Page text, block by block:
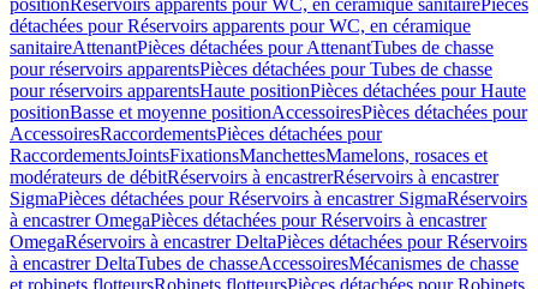
positionRéservoirs apparents pour WC, en céramique sanitairePièces
détachées pour Réservoirs apparents pour WC, en céramique
sanitaireAttenantPièces détachées pour AttenantTubes de chasse
pour réservoirs apparentsPièces détachées pour Tubes de chasse
pour réservoirs apparentsHaute positionPièces détachées pour Haute
positionBasse et moyenne positionAccessoiresPièces détachées pour
AccessoiresRaccordementsPièces détachées pour
RaccordementsJointsFixationsManchettesMamelons, rosaces et
modérateurs de débitRéservoirs à encastrerRéservoirs à encastrer
SigmaPièces détachées pour Réservoirs à encastrer SigmaRéservoirs
à encastrer OmegaPièces détachées pour Réservoirs à encastrer
OmegaRéservoirs à encastrer DeltaPièces détachées pour Réservoirs
à encastrer DeltaTubes de chasseAccessoiresMécanismes de chasse
et robinets flotteursRobinets flotteursPièces détachées pour Robinets